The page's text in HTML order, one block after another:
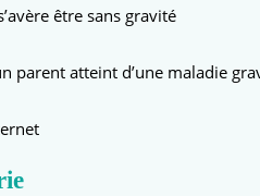
être sans gravité
parent atteint d’une maladie